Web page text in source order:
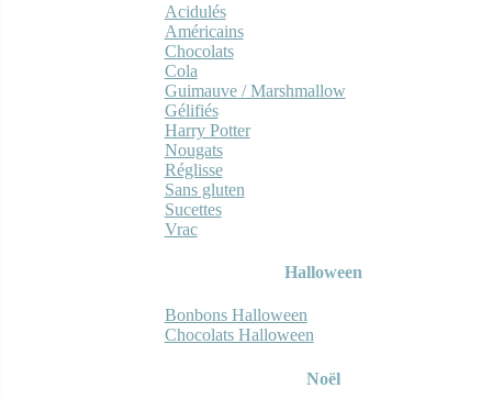
Acidulés
Américains
Chocolats
Cola
Guimauve / Marshmallow
Gélifiés
Harry Potter
Nougats
Réglisse
Sans gluten
Sucettes
Vrac
Halloween
Bonbons Halloween
Chocolats Halloween
Noël